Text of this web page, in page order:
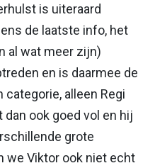
is uiteraard
de laatste info, het
al wat meer zijn)
en is daarmee de
categorie, alleen Regi
ook goed vol en hij
grote
we Viktor ook niet echt